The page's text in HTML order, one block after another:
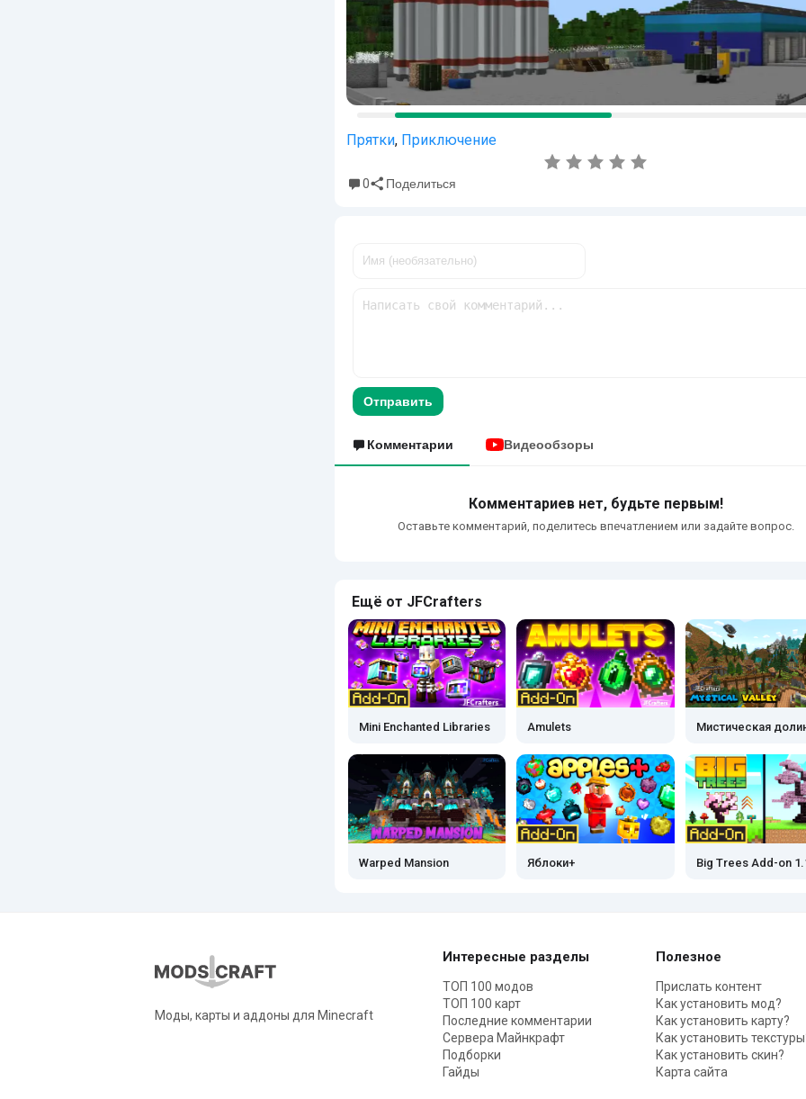
Прятки, Приключение
0 Поделиться
Отправить
Комментарии Видеообзоры
Комментариев нет, будьте первым!
Оставьте комментарий, поделитесь впечатлением или задайте вопрос.
Ещё от JFCrafters
Mini Enchanted Libraries Amulets Мистическая
Warped Mansion Яблоки+ Big Trees Add-on
Моды, карты и аддоны для Minecraft
Интересные разделы
ТОП 100 модов
ТОП 100 карт
Последние комментарии
Сервера Майнкрафт
Подборки
Гайды
Полезное
Прислать контент
Как установить мод?
Как установить карту?
Как установить
Как установить скин?
Карта сайта